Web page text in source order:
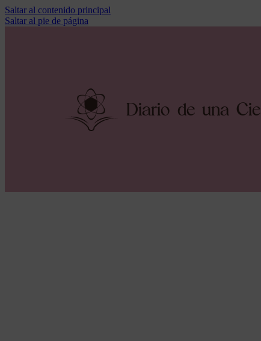
Saltar al contenido principal
Saltar al pie de página
Diario de una Cie